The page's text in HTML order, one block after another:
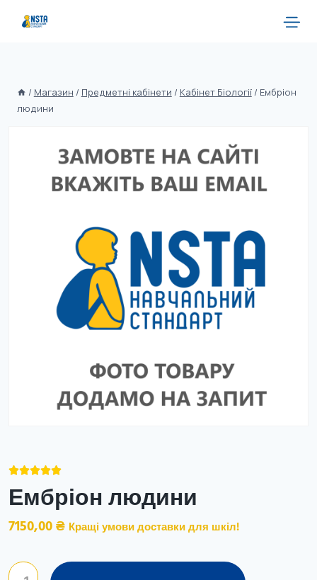
/ Магазин / Предметні кабінети / Кабінет Біології / Ембріон
людини

Ембріон людини
7150,00₴ Кращі умови доставки для шкіл!